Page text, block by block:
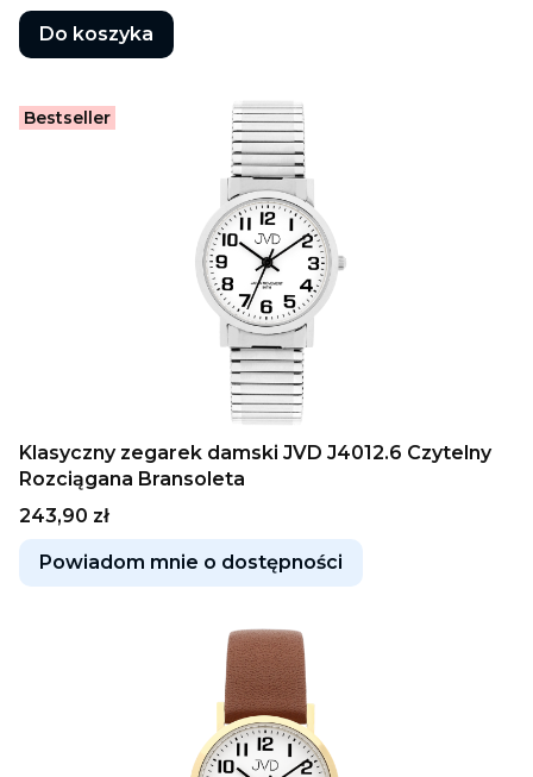
Do koszyka
Bestseller
Klasyczny zegarek damski JVD J4012.6 Czytelny
Rozciągana Bransoleta
Cena
243,90 zł
Powiadom mnie o dostępności